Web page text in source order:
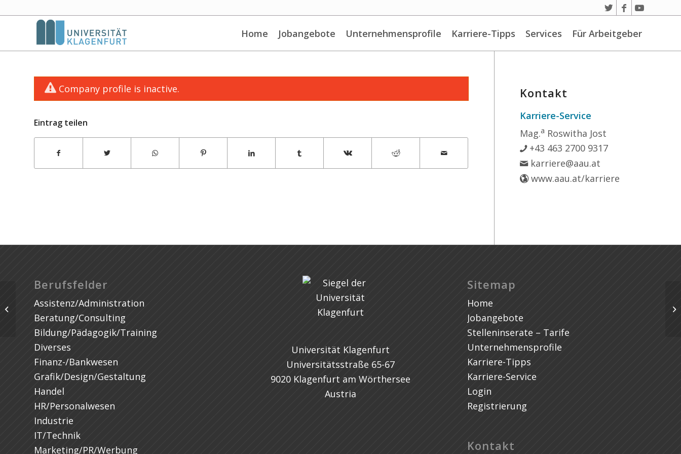
Home Jobangebote Unternehmensprofile Karriere-Tipps Services Für Arbeitgeber
Company profile is inactive.
Eintrag teilen
Kontakt
Karriere-Service
Mag.a Roswitha Jost
+43 463 2700 9317
karriere@aau.at
www.aau.at/karriere
Berufsfelder
Assistenz/Administration
Beratung/Consulting
Bildung/Pädagogik/Training
Diverses
Finanz-/Bankwesen
Grafik/Design/Gestaltung
Handel
HR/Personalwesen
Industrie
IT/Technik
Marketing/PR/Werbung
Universität Klagenfurt
Universitätsstraße 65-67
9020 Klagenfurt am Wörthersee
Austria
Sitemap
Home
Jobangebote
Stelleninserate – Tarife
Unternehmensprofile
Karriere-Tipps
Karriere-Service
Login
Registrierung
Kontakt